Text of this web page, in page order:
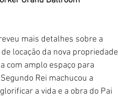
mais detalhes sobre a
locação da nova propriedade
com amplo espaço para
Rei machucou a
a vida e a obra do Pai